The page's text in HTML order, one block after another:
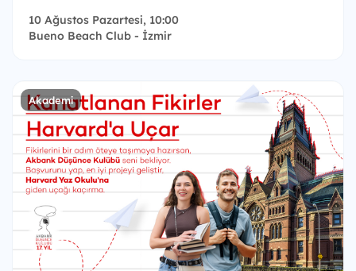
10 Ağustos Pazartesi, 10:00
Bueno Beach Club - İzmir
Akademi